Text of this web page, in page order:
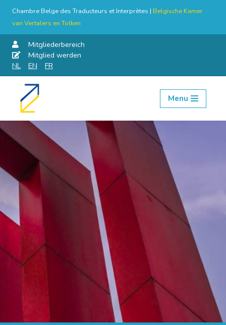
Chambre Belge des Traducteurs et Interprètes | Belgische Kamer
van Vertalers en Tolken
Mitgliederbereich
Mitglied werden
NL
EN FR
Skip
content
Menu